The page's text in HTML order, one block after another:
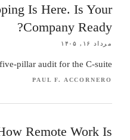
Is Here. Is Your
Company Ready?
مرداد ۱۶, ۱۴۰۵
pillar audit for the C-suite.
PAUL F. ACCORNERO
Remote Work Is